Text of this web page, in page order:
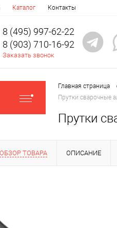
Каталог Контакты
8 (495) 997-62-22
8 (903) 710-16-92
Заказать звонок
Главная страница
Прутки сварочные
Прутки
ОБЗОР ТОВАРА ОПИСАНИЕ